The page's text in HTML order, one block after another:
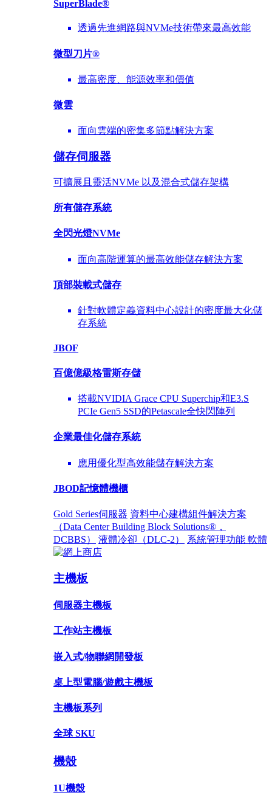
SuperBlade®
透過先進網路與NVMe技術帶來最高效能
微型刀片®
最高密度、能源效率和價值
微雲
面向雲端的密集多節點解決方案
儲存伺服器
可擴展且靈活NVMe 以及混合式儲存架構
所有儲存系統
全閃光燈NVMe
面向高階運算的最高效能儲存解決方案
頂部裝載式儲存
針對軟體定義資料中心設計的密度最大化儲
存系統
JBOF
百億億級格雷斯存儲
搭載NVIDIA Grace CPU Superchip和E3.S
PCIe Gen5 SSD的Petascale全快閃陣列
企業最佳化儲存系統
應用優化型高效能儲存解決方案
JBOD記憶體機櫃
Gold Series伺服器 資料中心建構組件解決方案
（Data Center Building Block Solutions®，
DCBBS）
液體冷卻（DLC-2） 系統管理功能 軟體
主機板
伺服器主機板
工作站主機板
嵌入式/物聯網開發板
桌上型電腦/遊戲主機板
主機板系列
全球 SKU
機殼
1U機殼